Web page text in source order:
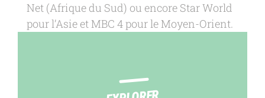
Net (Afrique du Sud) ou encore Star World
pour l’Asie et MBC 4 pour le Moyen-Orient.